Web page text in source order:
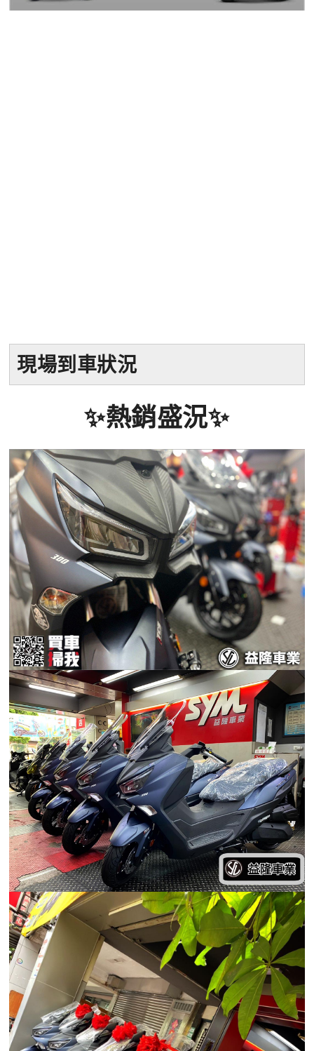
現場到車狀況
✨熱銷盛況✨